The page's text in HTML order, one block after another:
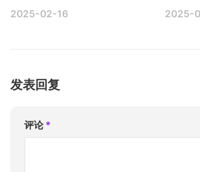
2025-02-16
2025-
发表回复
评论 *